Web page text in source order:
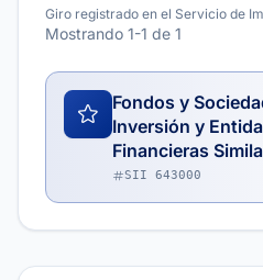
Giro registrado en el Servicio de
Mostrando 1-1 de 1
Fondos y
Inversión y
Financieras
SII 643000